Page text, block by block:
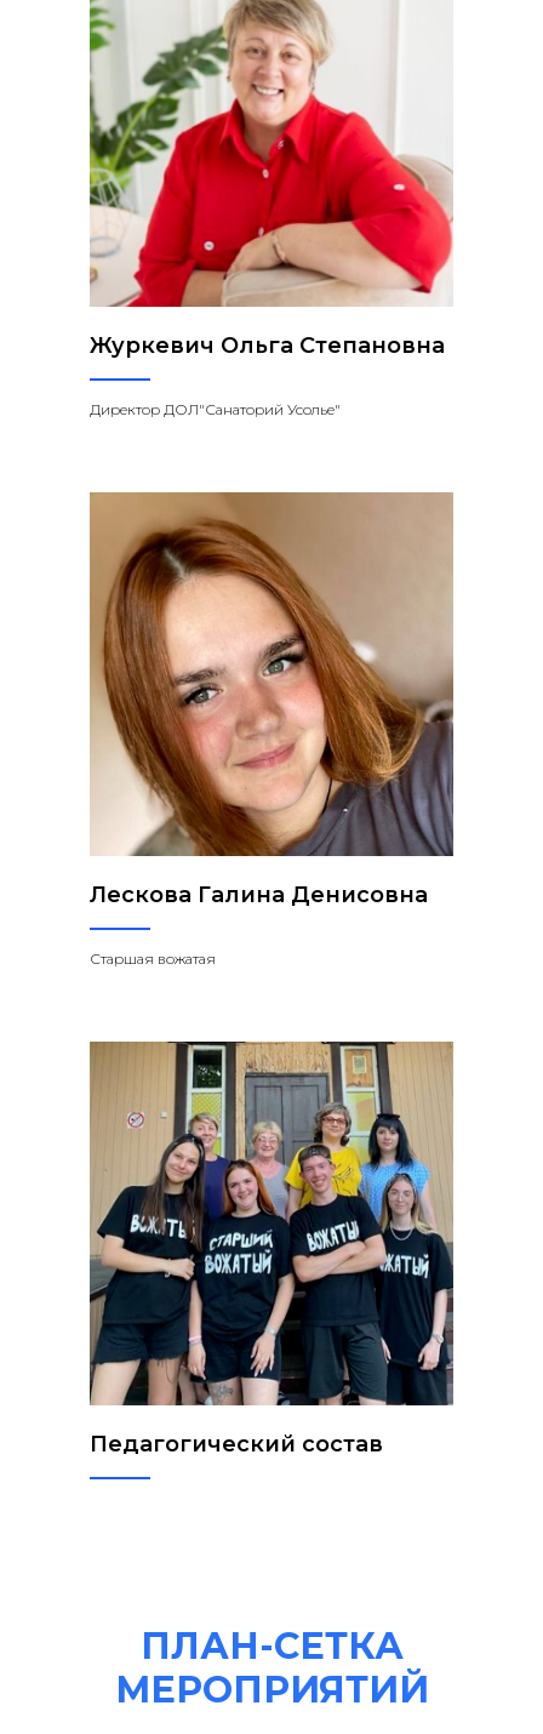
Журкевич Ольга Степановна
Директор ДОЛ"Санаторий Усолье"
Лескова Галина Денисовна
Старшая вожатая
Педагогический состав
ПЛАН-СЕТКА
МЕРОПРИЯТИЙ